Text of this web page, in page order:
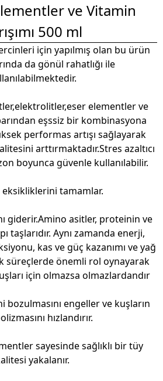
ve Vitamin
500 ml
için yapılmış olan bu ürün
da gönül rahatlığı ile
elementler ve
eşssiz bir kombinasyona
performas artışı sağlayarak
arttırmaktadır.Stres azaltıcı
boyunca güvenle kullanılabilir.
tamamlar.
giderir.Amino asitler, proteinin ve
taşlarıdır. Aynı zamanda enerji,
kas ve güç kazanımı ve yağ
süreçlerde önemli rol oynayarak
için olmazsa olmazlardandır
engeller ve kuşların
hızlandırır.
sayesinde sağlıklı bir tüy
yakalanır.